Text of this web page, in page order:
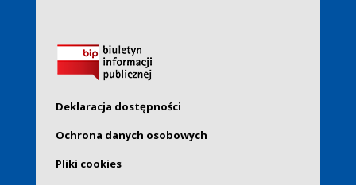
Deklaracja dostępności
Ochrona danych osobowych
Pliki cookies